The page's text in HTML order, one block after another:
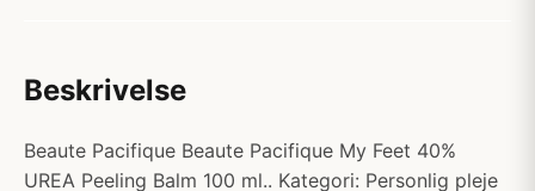
Beskrivelse
Beaute Pacifique Beaute Pacifique My Feet 40%
UREA Peeling Balm 100 ml.. Kategori: Personlig pleje